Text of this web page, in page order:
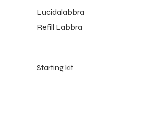
Lucidalabbra
Refill Labbra
Starting kit